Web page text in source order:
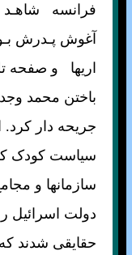
فرانسه شاهـد
آغوش پـدرش
اريها و صفحه
باختن محمد
جريحه دار کرد.
سياست کودک
سازمانها و
دولت اسرائيل
حقايقی شدند که